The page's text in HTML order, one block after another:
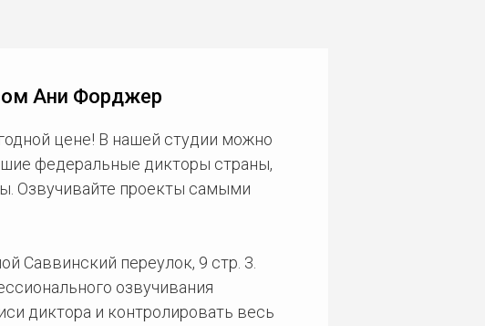
Ани Форджер
цене! В нашей студии можно
федеральные дикторы страны,
Озвучивайте проекты самыми
Саввинский переулок, 9 стр. 3.
озвучивания
диктора и контролировать весь